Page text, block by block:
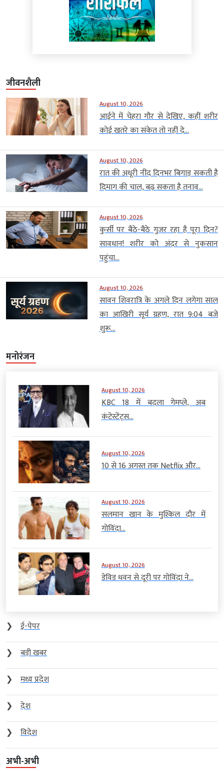
जीवनशैली
August 10, 2026
आईने में चेहरा गौर से देखिए, कहीं शरीर
कोई खतरे का संकेत तो नहीं दे...
August 10, 2026
रात की अधूरी नींद दिनभर बिगाड़ सकती है
दिमाग की चाल, बढ़ सकता है तनाव...
August 10, 2026
कुर्सी पर बैठे-बैठे गुजर रहा है पूरा दिन?
सावधान! शरीर को अंदर से नुकसान
पहुंचा...
August 10, 2026
सावन शिवरात्रि के अगले दिन लगेगा साल
का आखिरी सूर्य ग्रहण, रात 9:04 बजे
शुरू...
मनोरंजन
August 10, 2026
KBC 18 में बदला गेमप्ले, अब
कंटेस्टेंट्स...
August 10, 2026
10 से 16 अगस्त तक Netflix और...
August 10, 2026
सलमान खान के मुश्किल दौर में
गोविंदा...
August 10, 2026
डेविड धवन से दूरी पर गोविंदा ने...
❯
ई-पेपर
❯
बड़ी खबर
❯
मध्य प्रदेश
❯
देश
❯
विदेश
अभी-अभी